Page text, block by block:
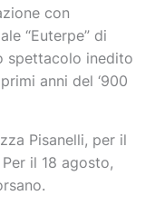
con
“Euterpe” di
spettacolo inedito
anni del ‘900
Pisanelli, per il
il 18 agosto,